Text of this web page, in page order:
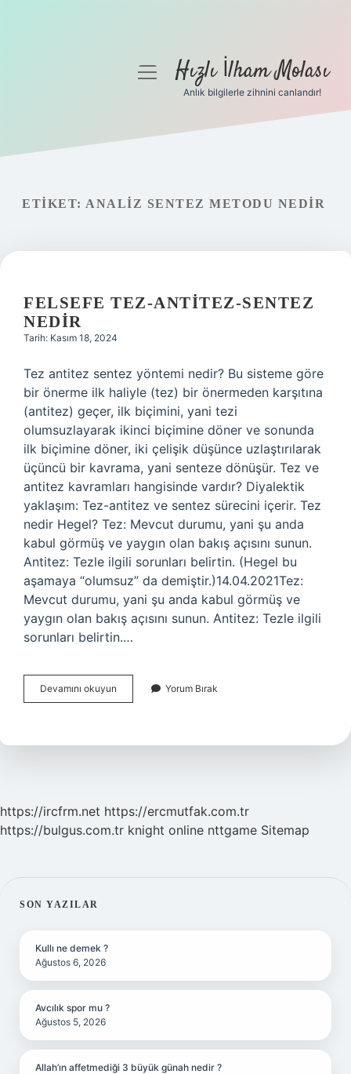
Gizlilik Politikası
menüyüHızlı İlham Molası
Anlık bilgilerle zihnini canlandır!
ETIKET: ANALIZ SENTEZ METODU NEDIR
FELSEFE TEZ-ANTITEZ-SENTEZ
NEDIR
Tarih: Kasım 18, 2024
Tez antitez sentez yöntemi nedir? Bu sisteme göre
bir önerme ilk haliyle (tez) bir önermeden karşıtına
(antitez) geçer, ilk biçimini, yani tezi
olumsuzlayarak ikinci biçimine döner ve sonunda
ilk biçimine döner, iki çelişik düşünce uzlaştırılarak
üçüncü bir kavrama, yani senteze dönüşür. Tez ve
antitez kavramları hangisinde vardır? Diyalektik
yaklaşım: Tez-antitez ve sentez sürecini içerir. Tez
nedir Hegel? Tez: Mevcut durumu, yani şu anda
kabul görmüş ve yaygın olan bakış açısını sunun.
Antitez: Tezle ilgili sorunları belirtin. (Hegel bu
aşamaya “olumsuz” da demiştir.)14.04.2021Tez:
Mevcut durumu, yani şu anda kabul görmüş ve
yaygın olan bakış açısını sunun. Antitez: Tezle ilgili
sorunları belirtin.…
Devamını okuyun
Tez-
Nedir
Yorum Bırak
https://ircfrm.net https://ercmutfak.com.tr
https://bulgus.com.tr knight online nttgame Sitemap
SIDEBAR
SON YAZILAR
Kullı ne demek ?
Ağustos 6, 2026
Avcılık spor mu ?
Ağustos 5, 2026
Allah’ın affetmediği 3 büyük günah nedir ?